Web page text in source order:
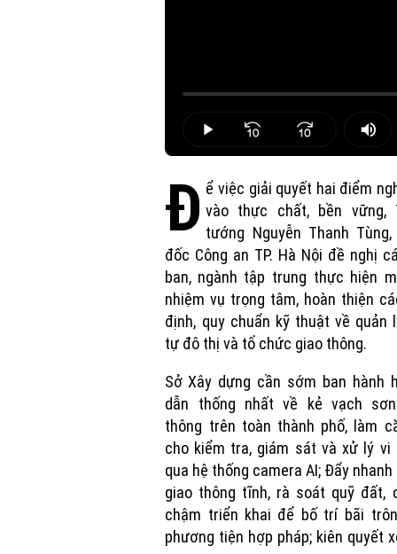
Loaded:
Play Mute
Đ ể việc giải quyết hai điểm
vào thực chất, bền vững,
tướng Nguyễn Thanh Tùng,
đốc Công an TP. Hà Nội đề nghị c
ban, ngành tập trung thực hiện
nhiệm vụ trọng tâm, hoàn thiện c
định, quy chuẩn kỹ thuật về quản l
tự đô thị và tổ chức giao thông.
Sở Xây dựng cần sớm ban hành h
dẫn thống nhất về kẻ vạch s
thông trên toàn thành phố, l àm c
cho kiểm tra, giám sát và xử lý vi
qua hệ thống camera AI; Đẩy nhanh
giao thông tĩnh, rà soát quỹ đất,
chậm triển khai để bố trí bãi
phương tiện hợp pháp; kiên quyết x